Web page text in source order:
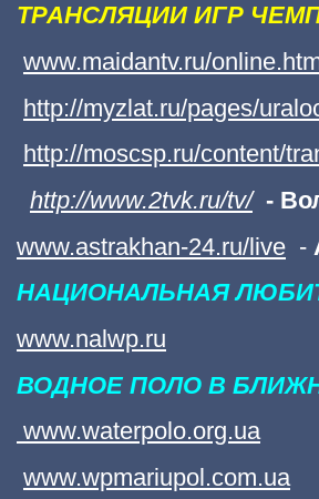
ТРАНСЛЯЦИИ ИГР
www.maidantv.ru/
http://myzlat.ru/pages/
http://moscsp.ru/content/
http://www.2tvk.ru/tv/ -
www.astrakhan-24.ru/live -
НАЦИОНАЛЬНАЯ
www.nalwp.ru
ВОДНОЕ ПОЛО В
www.waterpolo.org.ua
www.wpmariupol.com.ua